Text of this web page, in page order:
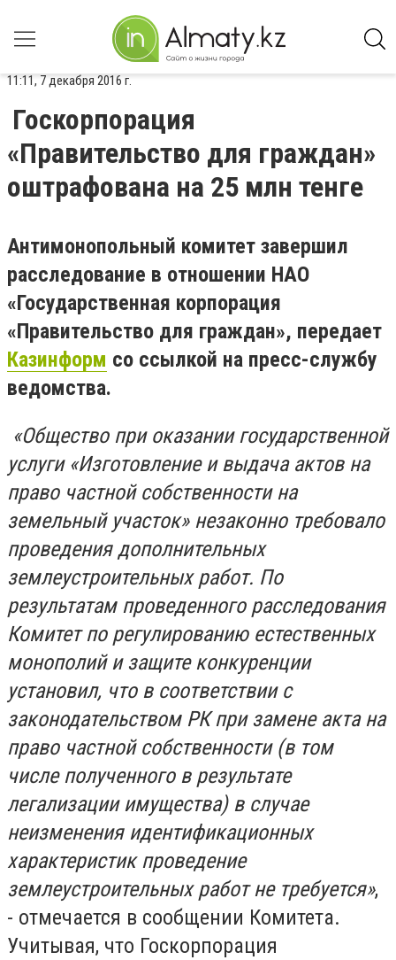
11:11, 7 декабря 2016 г.
Госкорпорация
«Правительство для граждан»
оштрафована на 25 млн тенге
Антимонопольный комитет завершил
расследование в отношении НАО
«Государственная корпорация
«Правительство для граждан», передает
Казинформ со ссылкой на пресс-службу
ведомства.
«Общество при оказании государственной
услуги «Изготовление и выдача актов на
право частной собственности на
земельный участок» незаконно требовало
проведения дополнительных
землеустроительных работ. По
результатам проведенного расследования
Комитет по регулированию естественных
монополий и защите конкуренции
установил, что в соответствии с
законодательством РК при замене акта на
право частной собственности (в том
числе полученного в результате
легализации имущества) в случае
неизменения идентификационных
характеристик проведение
землеустроительных работ не требуется»,
- отмечается в сообщении Комитета.
Учитывая, что Госкорпорация